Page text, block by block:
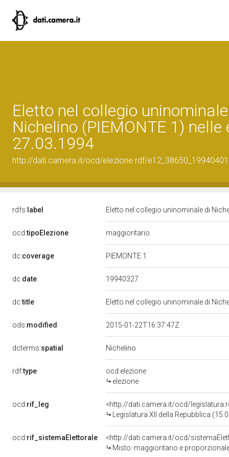
Eletto nel collegio
Nichelino (PIEMONTE 1) nelle
27.03.1994
http://dati.camera.it/ocd/elezione.rdf/e12_38650_19940401
rdfs: label Eletto nel collegio uninominale di
ocd:tipoElezione maggioritario
dc:coverage PIEMONTE 1
dc:date 19940327
dc:title Eletto nel collegio uninominale di
ods:modified 2015-01-22T16:37:47Z
dcterms:spatial Nichelino
rdf:type
ocd:elezione
elezione
ocd:rif_leg
<http://dati.camera.it/ocd/
Legislatura XII della Repubblica
ocd:rif_sistemaElettorale
<http://dati.camera.it/ocd/
Misto: maggioritario e